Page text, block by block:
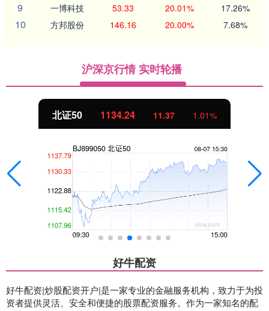
9 一博科技 53.33 20.01% 17.26%
10 方邦股份 146.16 20.00% 7.68%
沪深京行情 实时轮播
北证50 1134.24 11.37 1.01%
好牛配资
好牛配资|炒股配资开户|是一家专业的金融服务机构，致力于为投
资者提供灵活、安全和便捷的股票配资服务。作为一家知名的配